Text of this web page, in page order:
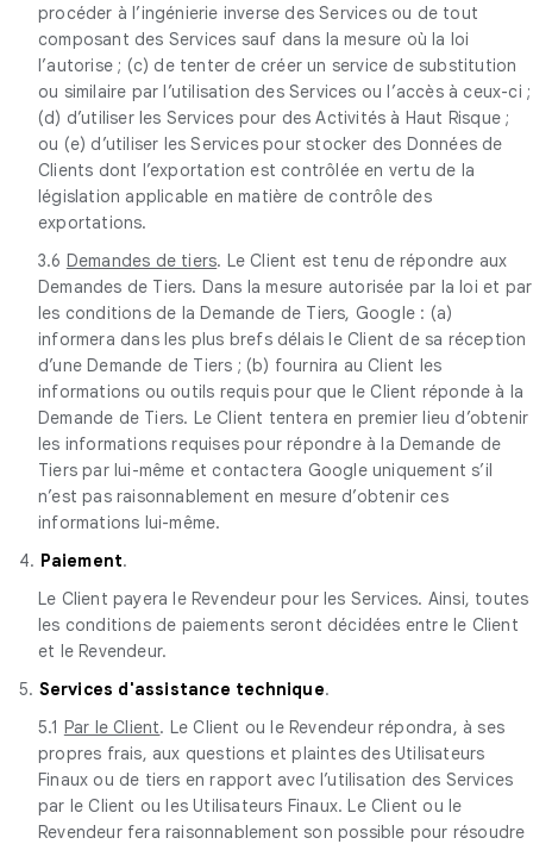
procéder à l’ingénierie inverse des Services ou de tout
composant des Services sauf dans la mesure où la loi
l’autorise ; (c) de tenter de créer un service de substitution
ou similaire par l’utilisation des Services ou l’accès à ceux-ci ;
(d) d’utiliser les Services pour des Activités à Haut Risque ;
ou (e) d’utiliser les Services pour stocker des Données de
Clients dont l’exportation est contrôlée en vertu de la
législation applicable en matière de contrôle des
exportations.
3.6 Demandes de tiers. Le Client est tenu de répondre aux
Demandes de Tiers. Dans la mesure autorisée par la loi et par
les conditions de la Demande de Tiers, Google : (a)
informera dans les plus brefs délais le Client de sa réception
d’une Demande de Tiers ; (b) fournira au Client les
informations ou outils requis pour que le Client réponde à la
Demande de Tiers. Le Client tentera en premier lieu d’obtenir
les informations requises pour répondre à la Demande de
Tiers par lui-même et contactera Google uniquement s’il
n’est pas raisonnablement en mesure d’obtenir ces
informations lui-même.
4. Paiement.
Le Client payera le Revendeur pour les Services. Ainsi, toutes
les conditions de paiements seront décidées entre le Client
et le Revendeur.
5. Services d'assistance technique.
5.1 Par le Client. Le Client ou le Revendeur répondra, à ses
propres frais, aux questions et plaintes des Utilisateurs
Finaux ou de tiers en rapport avec l’utilisation des Services
par le Client ou les Utilisateurs Finaux. Le Client ou le
Revendeur fera raisonnablement son possible pour résoudre